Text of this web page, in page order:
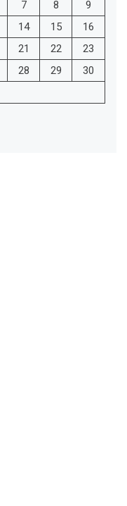
7 8
9
14 15
16
21 22
23
28 29
30